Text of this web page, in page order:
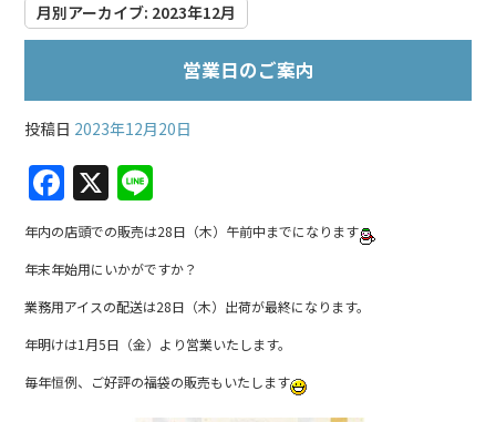
月別アーカイブ: 2023年12月
営業日のご案内
投稿日 2023年12月20日
F
a
c
e
b
o
o
X
n
e
年内の店頭での販売は28日（木）午前中までになります
年末年始用にいかがですか？
業務用アイスの配送は28日（木）出荷が最終になります。
年明けは1月5日（金）より営業いたします。
毎年恒例、ご好評の福袋の販売もいたします